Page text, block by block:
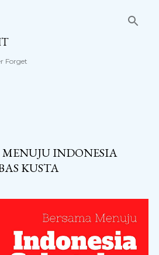
Forget
INDONESIA
KUSTA